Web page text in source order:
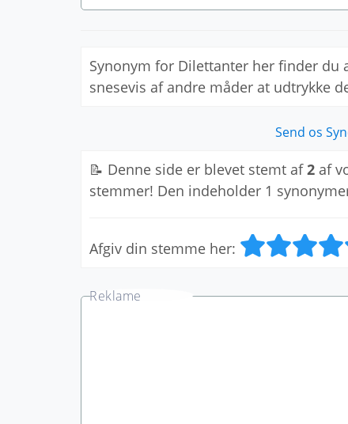
Synonym for Dilettanter her finder du
snesevis af andre måder at udtrykke
Send os
📝 Denne side er blevet stemt af2 af
stemmer! Den indeholder 1
Afgiv din stemme her: